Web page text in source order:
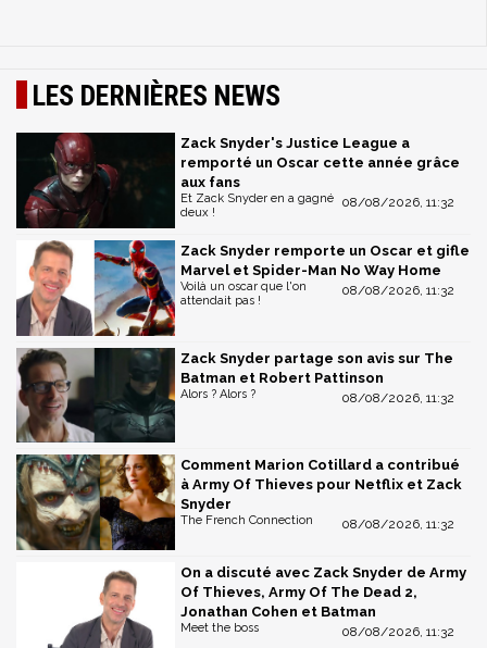
LES DERNIÈRES NEWS
Zack Snyder's Justice League a
remporté un Oscar cette année grâce
aux fans
08/08/2026, 11:32
Et Zack Snyder en a gagné
deux !
Zack Snyder remporte un Oscar et gifle
Marvel et Spider-Man No Way Home
08/08/2026, 11:32
Voilà un oscar que l'on
attendait pas !
Zack Snyder partage son avis sur The
Batman et Robert Pattinson
08/08/2026, 11:32
Alors ? Alors ?
Comment Marion Cotillard a contribué
à Army Of Thieves pour Netflix et Zack
Snyder
08/08/2026, 11:32
The French Connection
On a discuté avec Zack Snyder de Army
Of Thieves, Army Of The Dead 2,
Jonathan Cohen et Batman
08/08/2026, 11:32
Meet the boss